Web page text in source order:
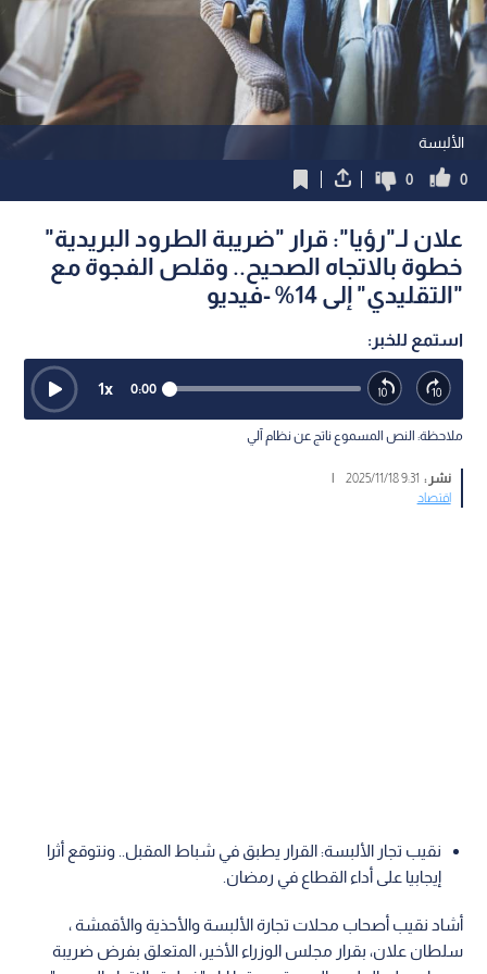
الألبسة
0
0
علان لـ"رؤيا": قرار "ضريبة الطرود البريدية"
خطوة بالاتجاه الصحيح.. وقلص الفجوة مع
"التقليدي" إلى 14% -فيديو
استمع للخبر:
0:00
1x
ملاحظة: النص المسموع ناتج عن نظام آلي
نشر : 9:31 2025/11/18
|
اقتصاد
نقيب تجار الألبسة: القرار يطبق في شباط المقبل.. ونتوقع أثرا
إيجابيا على أداء القطاع في رمضان.
أشاد نقيب أصحاب محلات تجارة الألبسة والأحذية والأقمشة ،
سلطان علان، بقرار مجلس الوزراء الأخير، المتعلق بفرض ضريبة